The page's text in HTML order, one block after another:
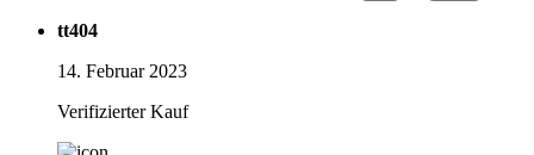
tt404
14. Februar 2023
Verifizierter Kauf